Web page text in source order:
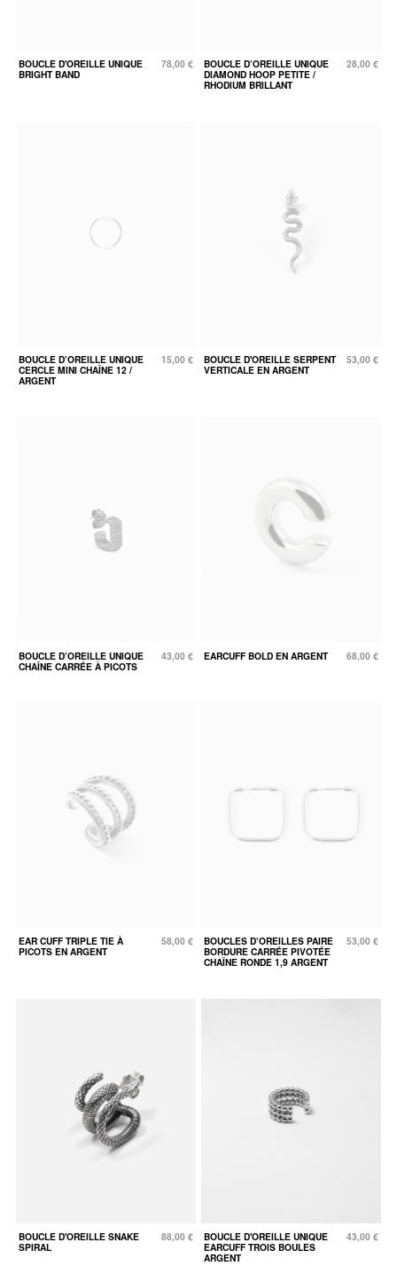
BOUCLE D'OREILLE UNIQUE
BRIGHT BAND
78,00 €
BOUCLE D’OREILLE UNIQUE
DIAMOND HOOP PETITE /
RHODIUM BRILLANT
28,00 €
BOUCLE D’OREILLE UNIQUE
CERCLE MINI CHAÎNE 12 /
ARGENT
15,00 €
BOUCLE D'OREILLE SERPENT
VERTICALE EN ARGENT
53,00 €
BOUCLE D’OREILLE UNIQUE
CHAÎNE CARRÉE À PICOTS
43,00 € EARCUFF BOLD EN ARGENT 68,00 €
EAR CUFF TRIPLE TIE À
PICOTS EN ARGENT
58,00 €
BOUCLES D’OREILLES PAIRE
BORDURE CARRÉE PIVOTÉE
CHAÎNE RONDE 1,9 ARGENT
53,00 €
BOUCLE D'OREILLE SNAKE
SPIRAL
88,00 €
BOUCLE D'OREILLE UNIQUE
EARCUFF TROIS BOULES
ARGENT
43,00 €